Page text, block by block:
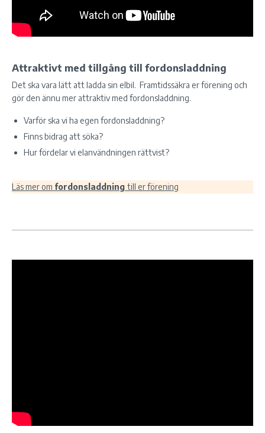
Attraktivt med tillgång till fordonsladdning
Det ska vara lätt att ladda sin elbil. Framtidssäkra er förening och
gör den ännu mer attraktiv med fordonsladdning.
Varför ska vi ha egen fordonsladdning?
Finns bidrag att söka?
Hur fördelar vi elanvändningen rättvist?
Läs mer om fordonsladdning till er förening